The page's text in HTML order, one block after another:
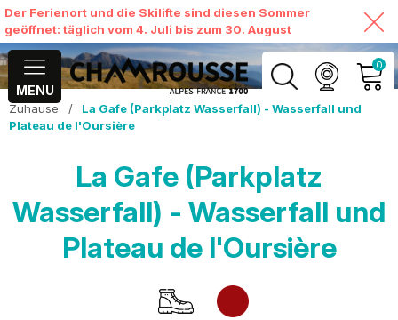
Der Ferienort und die Skilifte sind diesen Sommer
geöffnet: täglich vom 4. Juli bis zum 30. August
MENU
0
MEIN KONTO
ANSEHEN
Zuhause /
La Gafe (Parkplatz Wasserfall) - Wasserfall und
Plateau de l'Oursière
La Gafe (Parkplatz
Wasserfall) - Wasserfall und
Plateau de l'Oursière